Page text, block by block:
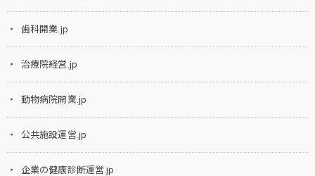
歯科開業.jp
治療院経営.jp
動物病院開業.jp
公共施設運営.jp
企業の健康診断運営.jp